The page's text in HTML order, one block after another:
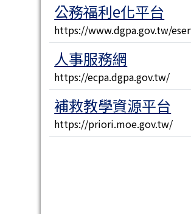
公務福利e化平台
https://www.dgpa.gov.tw/
人事服務網
https://ecpa.dgpa.gov.tw/
補救教學資源平台
https://priori.moe.gov.tw/